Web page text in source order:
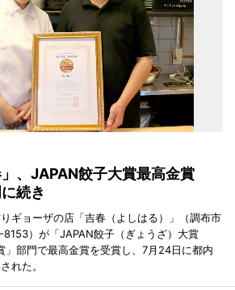
、JAPAN餃子大賞最高金賞
続き
ギョーザの店「吉春（よしはる）」（調布市
）が「JAPAN餃子（ぎょうざ）大賞
部門で最高金賞を受賞し、7月24日に都内
れた。